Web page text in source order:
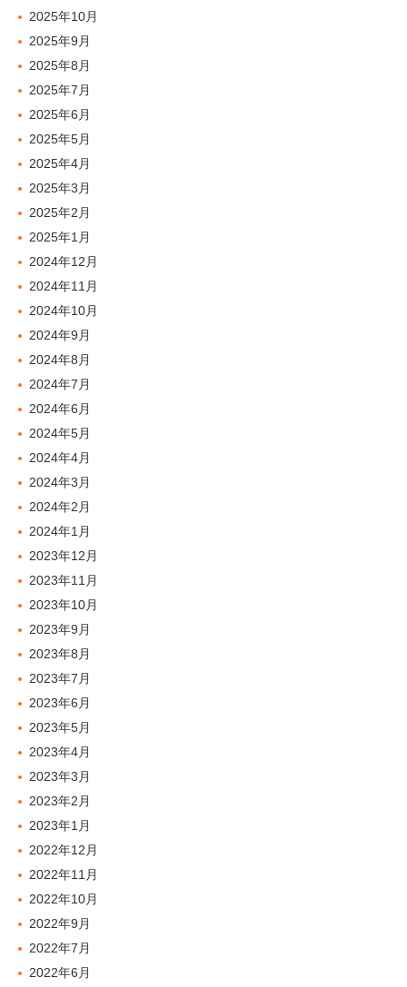
2025年10月
2025年9月
2025年8月
2025年7月
2025年6月
2025年5月
2025年4月
2025年3月
2025年2月
2025年1月
2024年12月
2024年11月
2024年10月
2024年9月
2024年8月
2024年7月
2024年6月
2024年5月
2024年4月
2024年3月
2024年2月
2024年1月
2023年12月
2023年11月
2023年10月
2023年9月
2023年8月
2023年7月
2023年6月
2023年5月
2023年4月
2023年3月
2023年2月
2023年1月
2022年12月
2022年11月
2022年10月
2022年9月
2022年7月
2022年6月